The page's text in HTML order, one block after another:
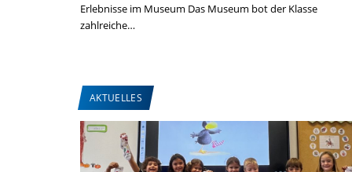
Erlebnisse im Museum Das Museum bot der Klasse
zahlreiche…
AKTUELLES